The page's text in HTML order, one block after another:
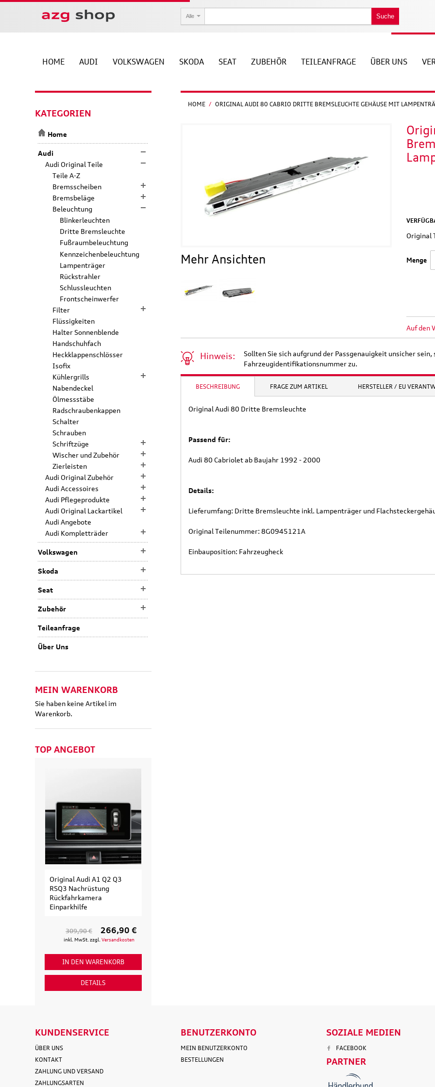
Alle Suche
HOME AUDI VOLKSWAGEN SKODA SEAT ZUBEHÖR TEILEANFRAGE ÜBER UNS
HOME / ORIGINAL AUDI 80 CABRIO DRITTE BREMSLEUCHTE GEHÄUSE MIT
Mehr Ansichten
Original
Menge
Auf den
Hinweis:
Sollten Sie sich aufgrund der Passgenauigkeit unsicher
Fahrzeugidentifikationsnummer zu.
BESCHREIBUNG FRAGE ZUM ARTIKEL HERSTELLER / EU
Original Audi 80 Dritte Bremsleuchte
Passend für:
Audi 80 Cabriolet ab Baujahr 1992 - 2000
Details:
Lieferumfang: Dritte Bremsleuchte inkl. Lampenträger und
Original Teilenummer: 8G0945121A
Einbauposition: Fahrzeugheck
KATEGORIEN
Home
Audi
Audi Original Teile
Teile A-Z
Bremsscheiben
Bremsbeläge
Beleuchtung
Blinkerleuchten
Dritte Bremsleuchte
Fußraumbeleuchtung
Kennzeichenbeleuchtung
Lampenträger
Rückstrahler
Schlussleuchten
Frontscheinwerfer
Filter
Flüssigkeiten
Halter Sonnenblende
Handschuhfach
Heckklappenschlösser
Isofix
Kühlergrills
Nabendeckel
Ölmessstäbe
Radschraubenkappen
Schalter
Schrauben
Schriftzüge
Wischer und Zubehör
Zierleisten
Audi Original Zubehör
Audi Accessoires
Audi Pflegeprodukte
Audi Original Lackartikel
Audi Angebote
Audi Kompletträder
Volkswagen
Skoda
Seat
Zubehör
Teileanfrage
Über Uns
MEIN WARENKORB
Sie haben keine Artikel im
Warenkorb.
TOP ANGEBOT
Original Audi A1 Q2 Q3
RSQ3 Nachrüstung
Rückfahrkamera
Einparkhilfe
309,90 € 266,90 €
inkl. MwSt. zzgl. Versandkosten
IN DEN WARENKORB
DETAILS
KUNDENSERVICE
ÜBER UNS
KONTAKT
ZAHLUNG UND VERSAND
ZAHLUNGSARTEN
BENUTZERKONTO
MEIN BENUTZERKONTO
BESTELLUNGEN
SOZIALE MEDIEN
FACEBOOK
PARTNER